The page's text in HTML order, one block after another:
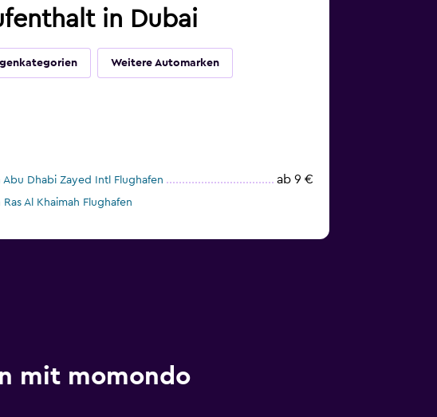
in Dubai
Weitere Automarken
Abu Dhabi Zayed Intl Flughafen ab 9 €
Al Khaimah Flughafen
mit momondo